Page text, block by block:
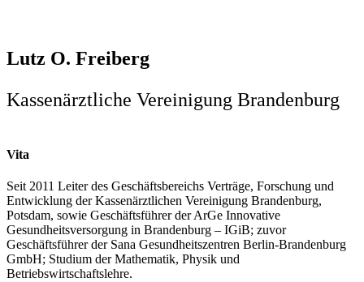
Lutz O. Freiberg
Kassenärztliche Vereinigung Brandenburg
Vita
Seit 2011 Leiter des Geschäftsbereichs Verträge, Forschung und
Entwicklung der Kassenärztlichen Vereinigung Brandenburg,
Potsdam, sowie Geschäftsführer der ArGe Innovative
Gesundheitsversorgung in Brandenburg – IGiB; zuvor
Geschäftsführer der Sana Gesundheitszentren Berlin-Brandenburg
GmbH; Studium der Mathematik, Physik und
Betriebswirtschaftslehre.